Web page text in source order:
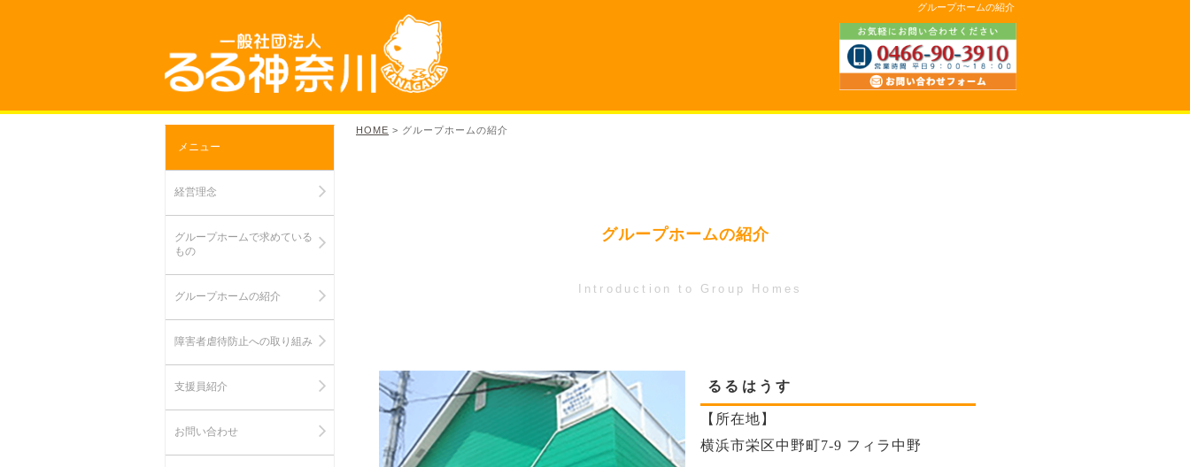
グループホームの紹介
HOME > グループホームの紹介
グループホームの紹介
Introduction to Group Homes
るるはうす
【所在地】
横浜市栄区中野町7‐9 フィラ中野
メニュー
経営理念
グループホームで求めている
もの
グループホームの紹介
障害者虐待防止への取り組み
支援員紹介
お問い合わせ